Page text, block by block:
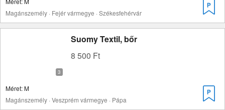
Magánszemély · Fejér vármegye · Székesfehérvár
Suomy Textil, bőr
8 500 Ft
Méret: M
Magánszemély · Veszprém vármegye · Pápa